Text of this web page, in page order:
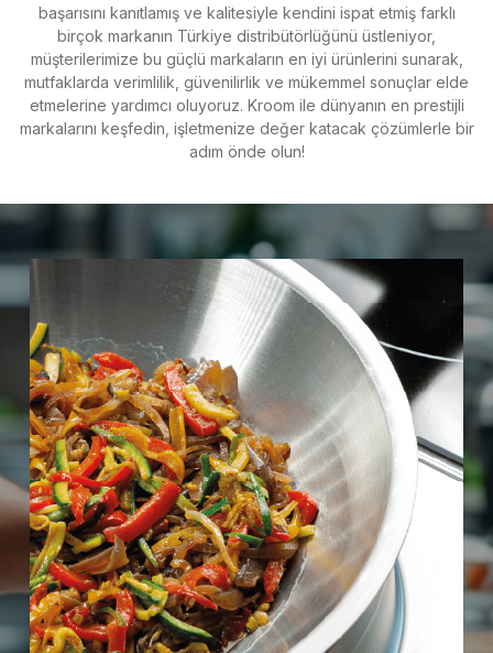
başarısını kanıtlamış ve kalitesiyle kendini ispat etmiş farklı
birçok markanın Türkiye distribütörlüğünü üstleniyor,
müşterilerimize bu güçlü markaların en iyi ürünlerini sunarak,
mutfaklarda verimlilik, güvenilirlik ve mükemmel sonuçlar elde
etmelerine yardımcı oluyoruz. Kroom ile dünyanın en prestijli
markalarını keşfedin, işletmenize değer katacak çözümlerle bir
adım önde olun!